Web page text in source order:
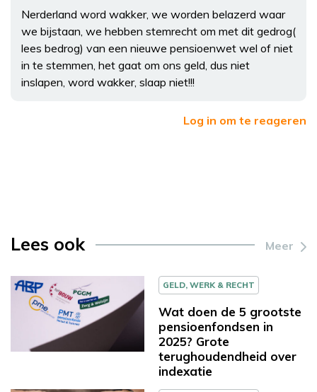
Nerderland word wakker, we worden belazerd waar
we bijstaan, we hebben stemrecht om met dit gedrog(
lees bedrog) van een nieuwe pensioenwet wel of niet
in te stemmen, het gaat om ons geld, dus niet
inslapen, word wakker, slaap niet!!!
Log in om te reageren
Lees ook Meer
GELD, WERK & RECHT
Wat doen de 5 grootste
pensioenfondsen in
2025? Grote
terughoudendheid over
indexatie